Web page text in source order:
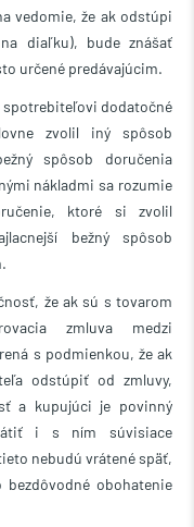
vedomie, že ak odstúpi
diaľku), bude znášať
určené predávajúcim.
spotrebiteľovi dodatočné
zvolil iný spôsob
spôsob doručenia
nákladmi sa rozumie
ktoré si zvolil
bežný spôsob
že ak sú s tovarom
zmluva medzi
s podmienkou, že ak
odstúpiť od zmluvy,
a kupujúci je povinný
i s ním súvisiace
nebudú vrátené späť,
obohatenie